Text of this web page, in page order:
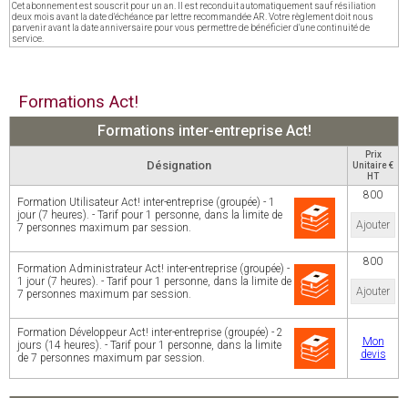
Cet abonnement est souscrit pour un an. Il est reconduit automatiquement sauf résiliation
deux mois avant la date d'échéance par lettre recommandée AR. Votre règlement doit nous
parvenir avant la date anniversaire pour vous permettre de bénéficier d'une continuité de
service.
Formations Act!
Formations inter-entreprise Act!
Désignation
Prix
Unitaire €
HT
Formation Utilisateur Act! inter-entreprise (groupée) - 1
jour (7 heures). - Tarif pour 1 personne, dans la limite de
7 personnes maximum par session.
800
Ajouter
Formation Administrateur Act! inter-entreprise (groupée) -
1 jour (7 heures). - Tarif pour 1 personne, dans la limite de
7 personnes maximum par session.
800
Ajouter
Formation Développeur Act! inter-entreprise (groupée) - 2
jours (14 heures). - Tarif pour 1 personne, dans la limite
de 7 personnes maximum par session.
Mon
devis